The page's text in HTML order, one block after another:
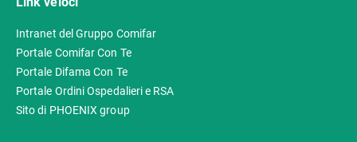
Intranet del Gruppo Comifar
Portale Comifar Con Te
Portale Difama Con Te
Portale Ordini Ospedalieri e RSA
Sito di PHOENIX group